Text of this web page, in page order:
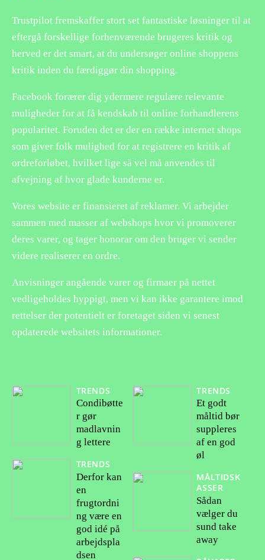
Trustpilot fremskaffer stort set fantastiske løsninger til at
eftergå forskellige forhenværende brugeres kritik og
herved er det smart, at du undersøger online shoppens
kritik inden du færdiggør din shopping.
Facebook forærer dig ydermere regulære relevante
muligheder for at få kendskab til online forhandlerens
popularitet. Foruden det er der en række internet shops
som giver folk mulighed for at registrere en kritik af
ordreforløbet, hvilket lige så vel må anvendes til
afvejning af hvor glade kunderne er.
Vores website er finansieret af reklamer. Vi arbejder
sammen med masser af webshops hvor vi promoverer
deres varer, og tager honorar om den bruger vi sender
videre realiserer en ordre.
Anvisninger angående varer og firmaer på nettet
vedligeholdes hyppigt, men vi kan ikke garantere imod
rettelser der potentielt er foretaget siden vi senest
opdaterede websitets informationer.
TRENDS
Condibøtte
r gør
madlavnin
g lettere
TRENDS
Derfor kan
en
frugtordni
ng være en
god idé på
arbejdspla
dsen
TRENDS
Et godt
måltid bør
suppleres
af en god
øl
MÅLTIDSK
ASSER
Sådan
vælger du
sund take
away